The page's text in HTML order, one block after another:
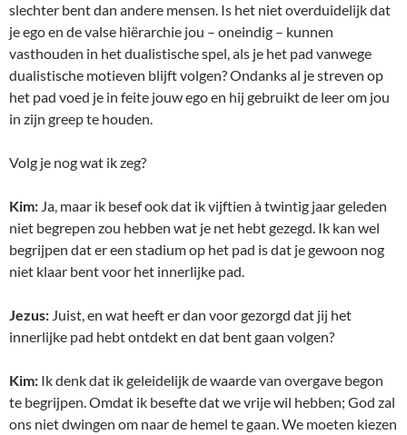
slechter bent dan andere mensen. Is het niet overduidelijk dat
je ego en de valse hiërarchie jou – oneindig – kunnen
vasthouden in het dualistische spel, als je het pad vanwege
dualistische motieven blijft volgen? Ondanks al je streven op
het pad voed je in feite jouw ego en hij gebruikt de leer om jou
in zijn greep te houden.
Volg je nog wat ik zeg?
Kim: Ja, maar ik besef ook dat ik vijftien à twintig jaar geleden
niet begrepen zou hebben wat je net hebt gezegd. Ik kan wel
begrijpen dat er een stadium op het pad is dat je gewoon nog
niet klaar bent voor het innerlijke pad.
Jezus: Juist, en wat heeft er dan voor gezorgd dat jij het
innerlijke pad hebt ontdekt en dat bent gaan volgen?
Kim: Ik denk dat ik geleidelijk de waarde van overgave begon
te begrijpen. Omdat ik besefte dat we vrije wil hebben; God zal
ons niet dwingen om naar de hemel te gaan. We moeten kiezen